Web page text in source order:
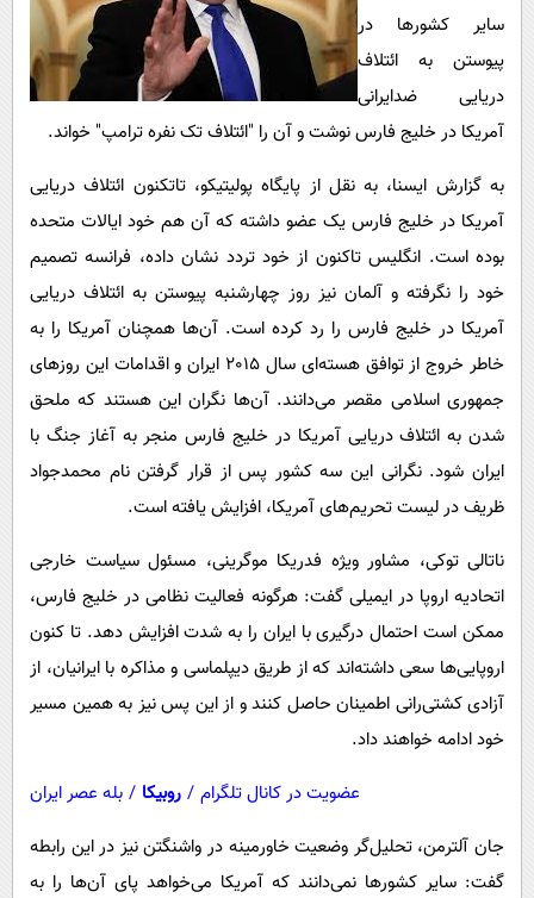
سرگرمی
فناوری
گوناگون
حوادث
محیط زیست
سلامت
بین الملل
اجتماعی
حیات وحش
سیاست خارجی
پیامک
روانشناسی
آشپزی
دانلود
سایر کشورها در
پیوستن به ائتلاف
دریایی ضدایرانی
آمریکا در خلیج فارس نوشت و آن را "ائتلاف تک نفره ترامپ" خواند.
به گزارش ایسنا، به نقل از پایگاه پولیتیکو، تاتکنون ائتلاف دریایی
آمریکا در خلیج فارس یک عضو داشته که آن هم خود ایالات متحده
بوده است. انگلیس تاکنون از خود تردد نشان داده، فرانسه تصمیم
خود را نگرفته و آلمان نیز روز چهارشنبه پیوستن به ائتلاف دریایی
آمریکا در خلیج فارس را رد کرده است. آن‌ها همچنان آمریکا را به
خاطر خروج از توافق هسته‌ای سال 2015 ایران و اقدامات این روزهای
جمهوری اسلامی مقصر می‌دانند. آن‌ها نگران این هستند که ملحق
شدن به ائتلاف دریایی آمریکا در خلیج فارس منجر به آغاز جنگ با
ایران شود. نگرانی این سه کشور پس از قرار گرفتن نام محمدجواد
ظریف در لیست تحریم‌های آمریکا، افزایش یافته است.
ناتالی توکی، مشاور ویژه فدریکا موگرینی، مسئول سیاست خارجی
اتحادیه اروپا در ایمیلی گفت: هرگونه فعالیت نظامی در خلیج فارس،
ممکن است احتمال درگیری با ایران را به شدت افزایش دهد. تا کنون
اروپایی‌ها سعی داشته‌اند که از طریق دیپلماسی و مذاکره با ایرانیان، از
آزادی کشتی‌رانی اطمینان حاصل کنند و از این پس نیز به همین مسیر
خود ادامه خواهند داد.
عضویت در کانال تلگرام / روبیکا / بله عصر ایران
جان آلترمن، تحلیل‌گر وضعیت خاورمینه در واشنگتن نیز در این رابطه
گفت: سایر کشورها نمی‌دانند که آمریکا می‌خواهد پای آن‌ها را به